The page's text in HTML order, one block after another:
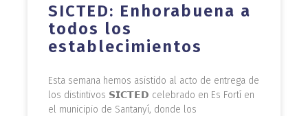
SICTED: Enhorabuena a
todos los
establecimientos
Esta semana hemos asistido al acto de entrega de
los distintivos 𝗦𝗜𝗖𝗧𝗘𝗗 celebrado en Es Fortí en
el municipio de Santanyí, donde los